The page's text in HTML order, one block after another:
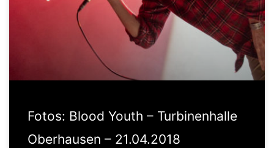
Fotos: Blood Youth – Turbinenhalle
Oberhausen – 21.04.2018